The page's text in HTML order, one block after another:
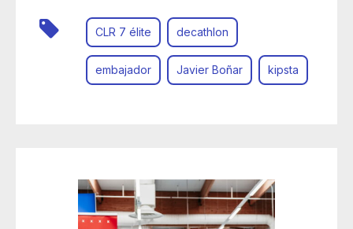
CLR 7 élite decathlon
embajador Javier Boñar kipsta